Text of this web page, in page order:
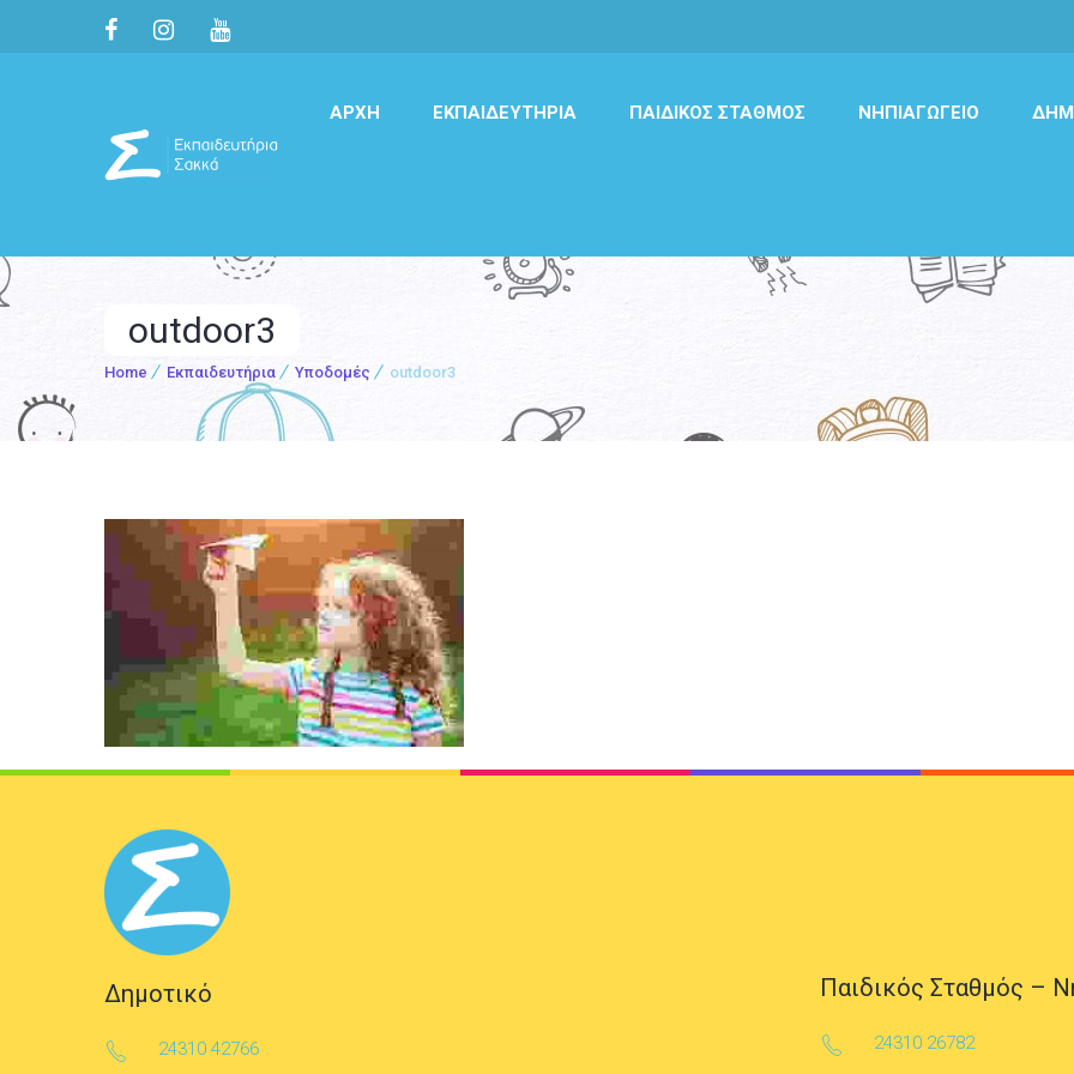
ΑΡΧΉ ΕΚΠΑΙΔΕΥΤΉΡΙΑ ΠΑΙΔΙΚΌΣ ΣΤΑΘΜΌΣ ΝΗΠΙΑΓΩΓΕΊΟ
outdoor3
Home Εκπαιδευτήρια Υποδομές outdoor3
Δημοτικό
24310 42766
Παιδικός Σταθμός –
24310 26782